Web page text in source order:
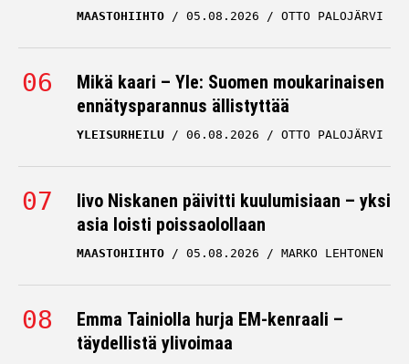
MAASTOHIIHTO 05.08.2026 OTTO PALOJÄRVI
Mikä kaari – Yle: Suomen moukarinaisen
ennätysparannus ällistyttää
YLEISURHEILU 06.08.2026 OTTO PALOJÄRVI
Iivo Niskanen päivitti kuulumisiaan – yksi
asia loisti poissaolollaan
MAASTOHIIHTO 05.08.2026 MARKO LEHTONEN
Emma Tainiolla hurja EM-kenraali –
täydellistä ylivoimaa